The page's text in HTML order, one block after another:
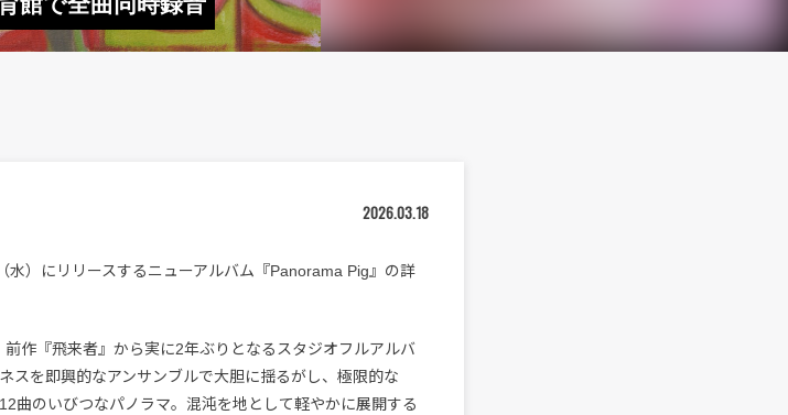
2026.03.18
水）にリリースするニューアルバム『Panorama Pig』の詳
前作『飛来者』から実に2年ぶりとなるスタジオフルアルバ
スを即興的なアンサンブルで大胆に揺るがし、極限的な
曲のいびつなパノラマ。混沌を地として軽やかに展開する